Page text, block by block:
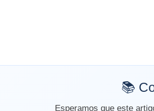
📚
Esperamos que este